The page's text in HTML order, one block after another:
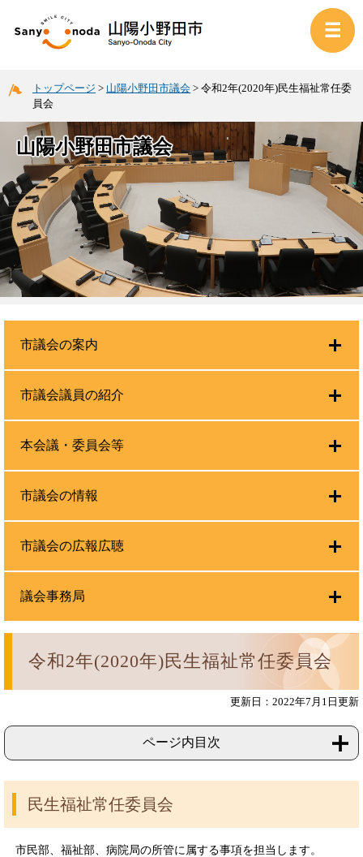
トップページ > 山陽小野田市議会 > 令和2年(2020年)民生福祉常任委
員会
山陽小野田市議会
令和2年(2020年)民生福祉常任委員会
更新日：2022年7月1日更新
ページ内目次
民生福祉常任委員会
市民部、福祉部、病院局の所管に属する事項を担当します。
市議会の案内
市議会議員の紹介
本会議・委員会等
市議会の情報
市議会の広報広聴
議会事務局